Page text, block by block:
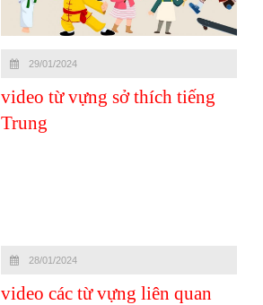
29/01/2024
video từ vựng sở thích tiếng
Trung
28/01/2024
video các từ vựng liên quan